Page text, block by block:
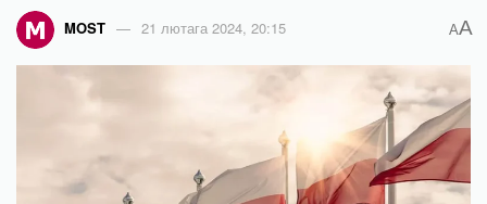
MOST 21 лютага 2024, 20:15 AA